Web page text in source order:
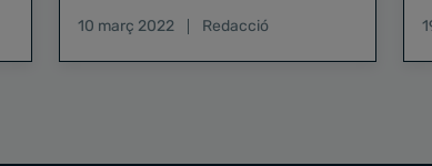
"repressió" cap a l'independentisme.
10 març 2022 Redacció